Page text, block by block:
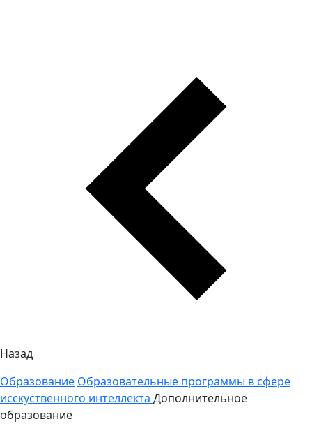
Назад
Образование Образовательные программы в сфере
исскуственного интеллекта Дополнительное
образование